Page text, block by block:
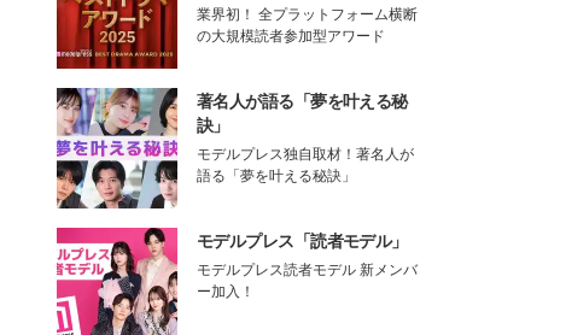
業界初！ 全プラットフォーム横断
の大規模読者参加型アワード
著名人が語る「夢を叶える秘
訣」
モデルプレス独自取材！著名人が
語る「夢を叶える秘訣」
モデルプレス「読者モデル」
モデルプレス読者モデル 新メンバ
ー加入！